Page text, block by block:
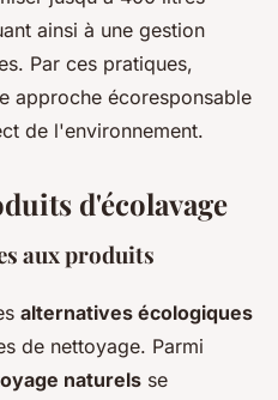
ainsi à une gestion
Par ces pratiques,
approche écoresponsable
de l'environnement.
d'écolavage
aux produits
alternatives écologiques
de nettoyage. Parmi
naturels se